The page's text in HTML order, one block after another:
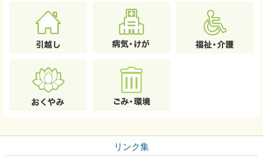
リンク集